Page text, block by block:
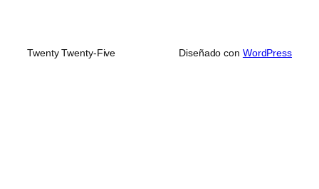
Twenty Twenty-Five Diseñado con WordPress